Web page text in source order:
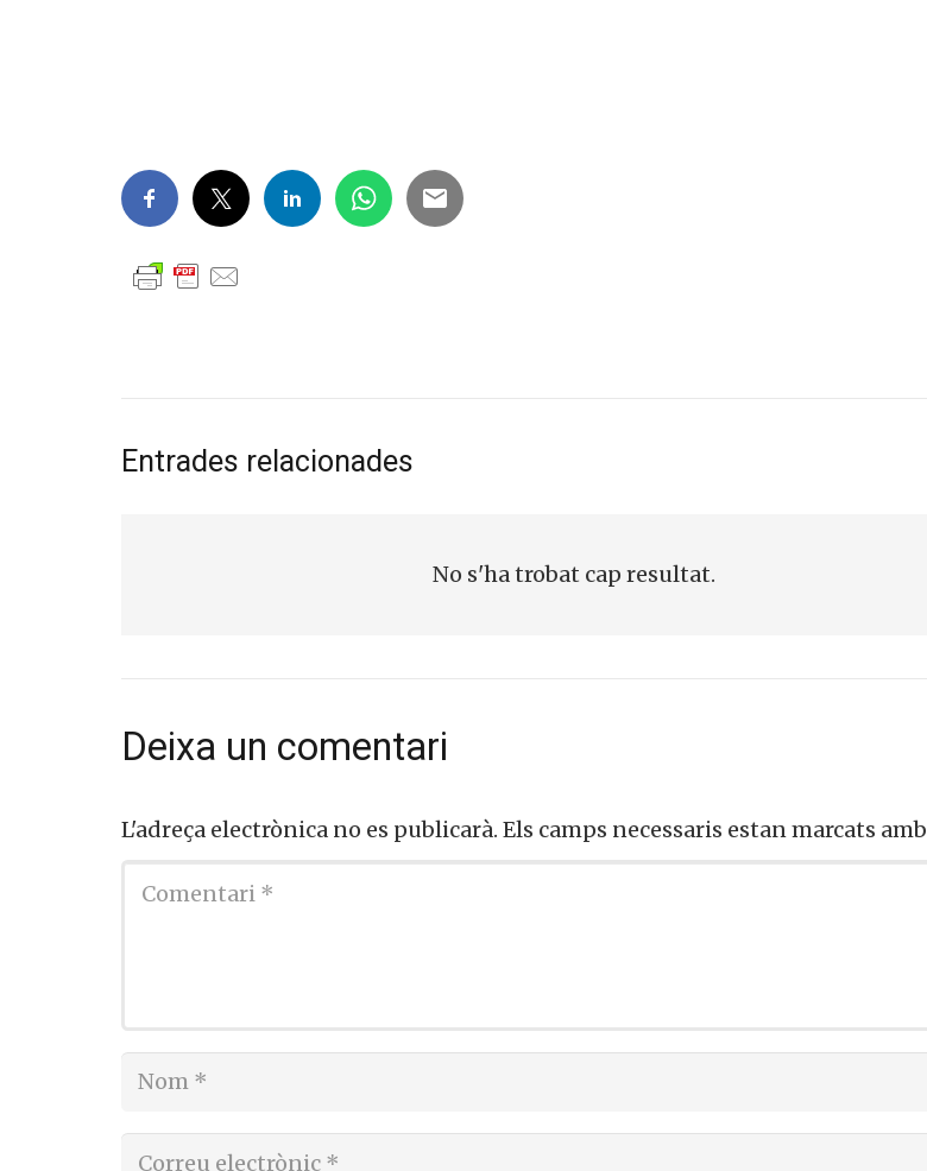
Entrades relacionades
No s'ha trobat cap resultat.
Deixa un comentari
L'adreça electrònica no es publicarà. Els camps necessaris estan marcats amb